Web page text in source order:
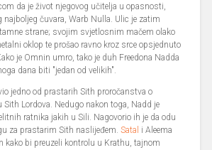
da je život njegovog učitelja u opasnosti,
najboljeg čuvara, Warb Nulla. Ulic je zatim
strane; svojim svjetlosnim mačem olako
oklop te prošao ravno kroz srce opsjednuto
je Omnin umro, tako je duh Freedona Nadda
dana biti "jedan od velikih".
jedno od prastarih Sith proročanstva o
Lordova. Nedugo nakon toga, Nadd je
ratnika jakih u Sili. Nagovorio ih je da odu
za prastarim Sith naslijeđem.Satal i Aleema
kako bi preuzeli kontrolu u Krathu, tajnom